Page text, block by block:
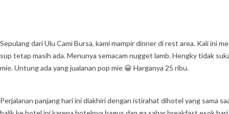
Sepulang dari Ulu Cami Bursa, kami mampir dinner di rest area. Kali ini
sup tetap masih ada. Menunya semacam nugget lamb. Hengky tidak
mie. Untung ada yang jualanan pop mie 😀 Harganya 25 ribu.
Perjalanan panjang hari ini diakhiri dengan istirahat dihotel yang sama